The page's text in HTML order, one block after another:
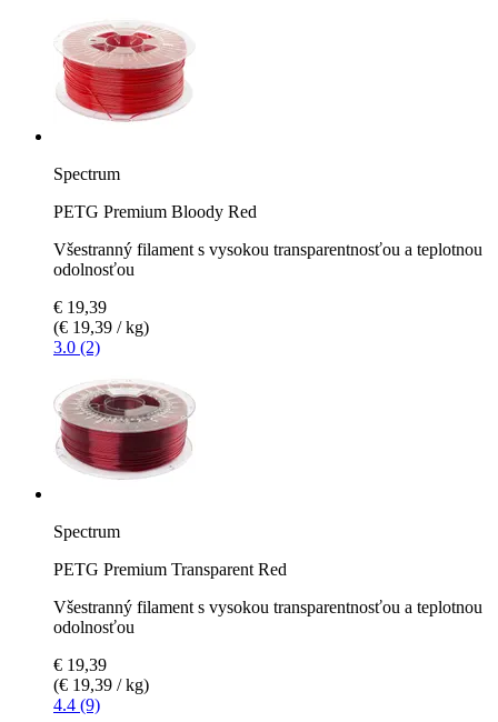
Spectrum
PETG Premium Bloody Red
Všestranný filament s vysokou transparentnosťou a teplotnou
odolnosťou
€ 19,39
(€ 19,39 / kg)
3.0 (2)
Spectrum
PETG Premium Transparent Red
Všestranný filament s vysokou transparentnosťou a teplotnou
odolnosťou
€ 19,39
(€ 19,39 / kg)
4.4 (9)